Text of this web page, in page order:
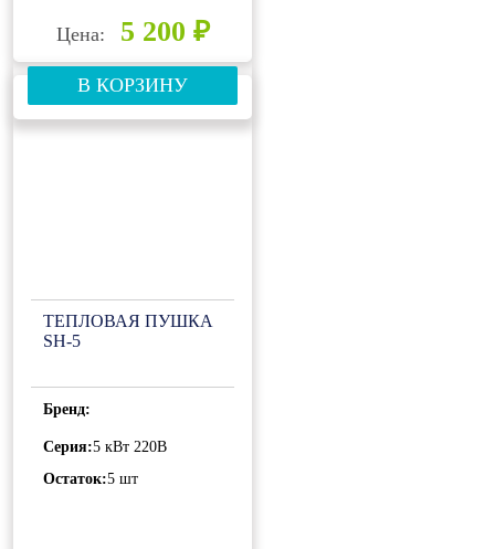
Цена: 5 200 ₽
В КОРЗИНУ
ТЕПЛОВАЯ ПУШКА
SH-5
Бренд:
Серия:5 кВт 220В
Остаток:5 шт